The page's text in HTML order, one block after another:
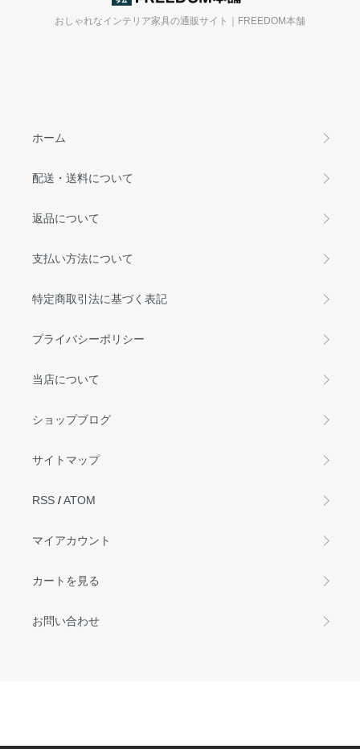
おしゃれなインテリア家具の通販サイト｜FREEDOM本舗
ホーム
配送・送料について
返品について
支払い方法について
特定商取引法に基づく表記
プライバシーポリシー
当店について
ショップブログ
サイトマップ
RSS /ATOM
マイアカウント
カートを見る
お問い合わせ